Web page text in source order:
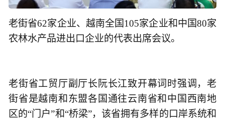
老街省62家企业、越南全国105家企业和中国80家
农林水产品进出口企业的代表出席会议。
老街省工贸厅副厅长阮长江致开幕词时强调，老
街省是越南和东盟各国通往云南省和中国西南地
区的“门户”和“桥梁”，该省拥有多样的口岸系统和